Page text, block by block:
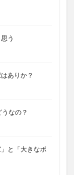
う
ありか？
なの？
と「大きなボ